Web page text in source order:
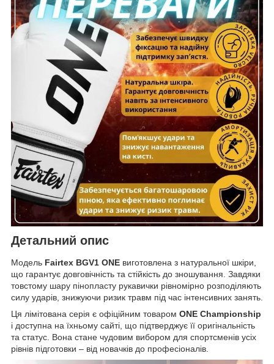
Детальний опис
Модель Fairtex BGV1 ONE виготовлена з натуральної шкіри,
що гарантує довговічність та стійкість до зношування. Завдяки
товстому шару пінопласту рукавички рівномірно розподіляють
силу ударів, знижуючи ризик травм під час інтенсивних занять.
Ця лімітована серія є офіційним товаром ONE Championship
і доступна на їхньому сайті, що підтверджує її оригінальність
та статус. Вона стане чудовим вибором для спортсменів усіх
рівнів підготовки – від новачків до професіоналів.